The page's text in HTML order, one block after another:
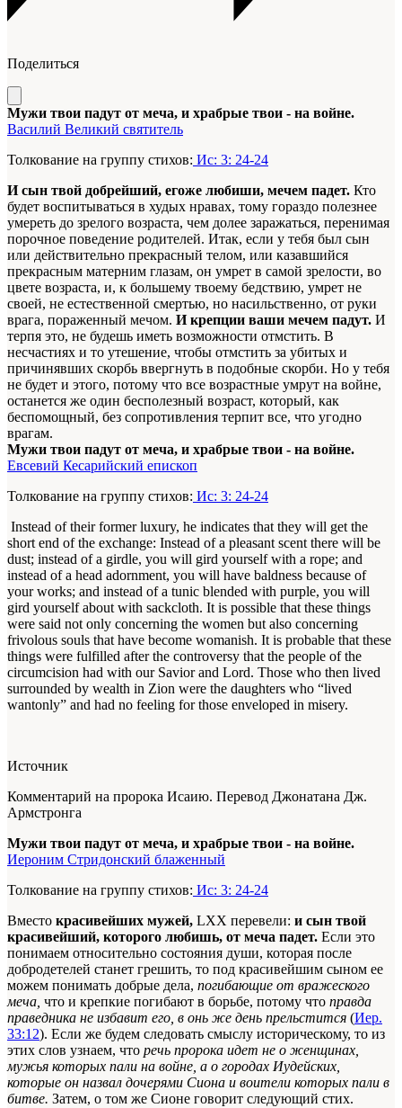
Поделиться
Мужи твои падут от меча, и храбрые твои - на войне.
Василий Великий святитель
Толкование на группу стихов: Ис: 3: 24-24
И сын твой добрейший, егоже любиши, мечем падет. Кто
будет воспитываться в худых нравах, тому гораздо полезнее
умереть до зрелого возраста, чем долее заражаться, перенимая
порочное поведение родителей. Итак, если у тебя был сын
или действительно прекрасный телом, или казавшийся
прекрасным матерним глазам, он умрет в самой зрелости, во
цвете возраста, и, к большему твоему бедствию, умрет не
своей, не естественной смертью, но насильственно, от руки
врага, пораженный мечом. И крепции ваши мечем падут. И
терпя это, не будешь иметь возможности отмстить. В
несчастиях и то утешение, чтобы отмстить за убитых и
причинявших скорбь ввергнуть в подобные скорби. Но у тебя
не будет и этого, потому что все возрастные умрут на войне,
останется же один бесполезный возраст, который, как
беспомощный, без сопротивления терпит все, что угодно
врагам.
Мужи твои падут от меча, и храбрые твои - на войне.
Евсевий Кесарийский епископ
Толкование на группу стихов: Ис: 3: 24-24
Instead of their former luxury, he indicates that they will get the
short end of the exchange: Instead of a pleasant scent there will be
dust; instead of a girdle, you will gird yourself with a rope; and
instead of a head adornment, you will have baldness because of
your works; and instead of a tunic blended with purple, you will
gird yourself about with sackcloth. It is possible that these things
were said not only concerning the women but also concerning
frivolous souls that have become womanish. It is probable that these
things were fulfilled after the controversy that the people of the
circumcision had with our Savior and Lord. Those who then lived
surrounded by wealth in Zion were the daughters who “lived
wantonly” and had no feeling for those enveloped in misery.
Источник
Комментарий на пророка Исаию. Перевод Джонатана Дж.
Армстронга
Мужи твои падут от меча, и храбрые твои - на войне.
Иероним Стридонский блаженный
Толкование на группу стихов: Ис: 3: 24-24
Вместо красивейших мужей, LXX перевели: и сын твой
красивейший, которого любишь, от меча падет. Если это
понимаем относительно состояния души, которая после
добродетелей станет грешить, то под красивейшим сыном ее
можем понимать добрые дела, погибающие от вражеского
меча, что и крепкие погибают в борьбе, потому что правда
праведника не избавит его, в онь же день прельстится (Иер.
33:12). Если же будем следовать смыслу историческому, то из
этих слов узнаем, что речь пророка идет не о женщинах,
мужья которых пали на войне, а о городах Иудейских,
которые он назвал дочерями Сиона и воители которых пали в
битве. Затем, о том же Сионе говорит следующий стих.